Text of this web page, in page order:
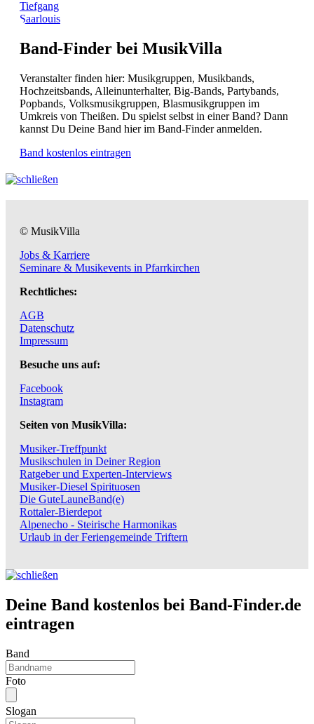
Tiefgang
Saarlouis
Band-Finder bei MusikVilla
Veranstalter finden hier: Musikgruppen, Musikbands,
Hochzeitsbands, Alleinunterhalter, Big-Bands, Partybands,
Popbands, Volksmusikgruppen, Blasmusikgruppen im
Umkreis von Theißen. Du spielst selbst in einer Band? Dann
kannst Du Deine Band hier im Band-Finder anmelden.
Band kostenlos eintragen
© MusikVilla
Jobs & Karriere
Seminare & Musikevents in Pfarrkirchen
Rechtliches:
AGB
Datenschutz
Impressum
Besuche uns auf:
Facebook
Instagram
Seiten von MusikVilla:
Musiker-Treffpunkt
Musikschulen in Deiner Region
Ratgeber und Experten-Interviews
Musiker-Diesel Spirituosen
Die GuteLauneBand(e)
Rottaler-Bierdepot
Alpenecho - Steirische Harmonikas
Urlaub in der Feriengemeinde Triftern
Deine Band kostenlos bei Band-Finder.de
eintragen
Band
Foto
Slogan